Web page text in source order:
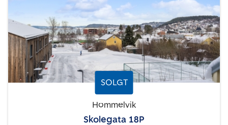
SOLGT
Hommelvik
Skolegata 18P